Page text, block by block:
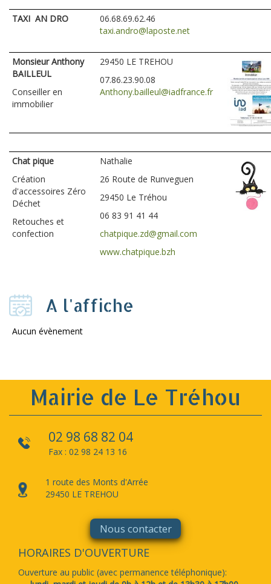
TAXI AN DRO
06.68.69.62.46
taxi.andro@laposte.net
Monsieur Anthony
BAILLEUL
Conseiller en
immobilier
29450 LE TREHOU
07.86.23.90.08
Anthony.bailleul@iadfrance.fr
Chat pique
Création
d'accessoires Zéro
Déchet
Retouches et
confection
Nathalie
26 Route de Runveguen
29450 Le Tréhou
06 83 91 41 44
chatpique.zd@gmail.com
www.chatpique.bzh
A l'affiche
Aucun évènement
Mairie de Le Tréhou
02 98 68 82 04
Fax : 02 98 24 13 16
1 route des Monts d'Arrée
29450 LE TREHOU
Nous contacter
HORAIRES D'OUVERTURE
Ouverture au public (avec permanence téléphonique):